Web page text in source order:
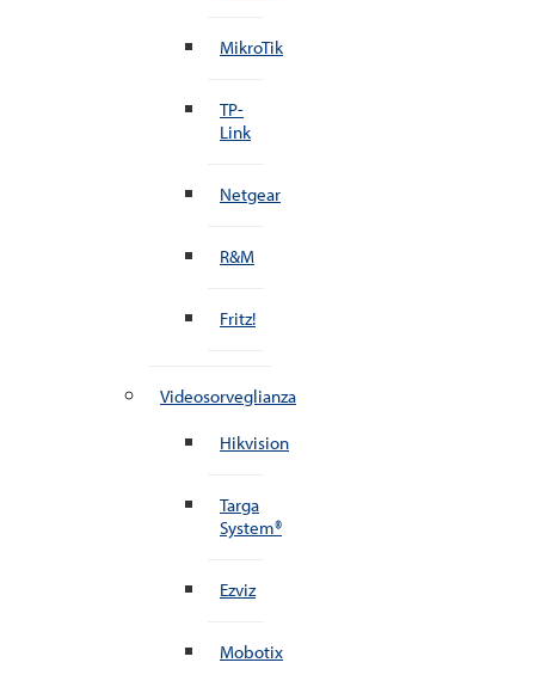
MikroTik
TP-
Link
Netgear
R&M
Fritz!
Videosorveglianza
Hikvision
Targa
System®
Ezviz
Mobotix